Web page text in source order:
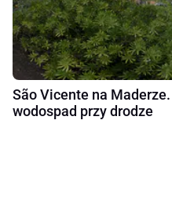
São Vicente na
wodospad przy drodze